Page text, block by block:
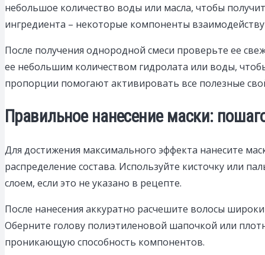
небольшое количество воды или масла, чтобы
ингредиента – некоторые компоненты
После получения однородной смеси проверьте ее
ее небольшим количеством гидролата или воды,
пропорции помогают активировать все полезные
Правильное нанесение маски:
Для достижения максимального эффекта нанесите
распределение состава. Используйте кисточку или
слоем, если это не указано в рецепте.
После нанесения аккуратно расчешите волосы
Оберните голову полиэтиленовой шапочкой или
проникающую способность компонентов.